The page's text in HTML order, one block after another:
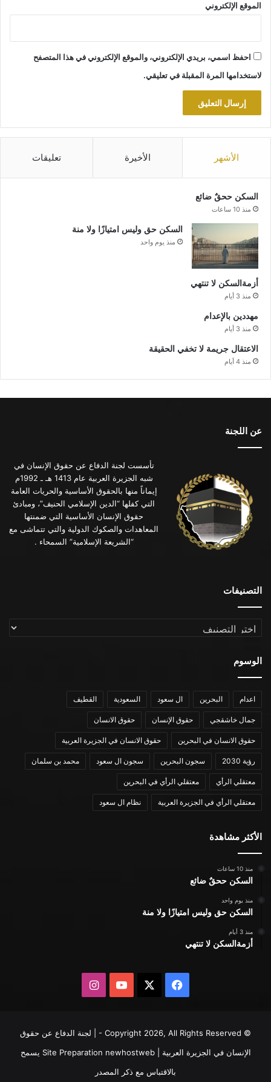
الموقع الإلكتروني
احفظ اسمي، بريدي الإلكتروني، والموقع الإلكتروني في هذا المتصفح
لاستخدامها المرة المقبلة في تعليقي.
الأشهر الأخيرة تعليقات
السكن ححقٌ ضائع
منذ 10 ساعات
السكن حق وليس امتيازًا ولا منة
منذ يوم واحد
أزمةالسكن لا تنتهي
منذ 3 أيام
مهددين بالإعدام
منذ 3 أيام
الاعتقال جريمة لا تخفي الحقيقة
منذ 4 أيام
عن اللجنة
تأسست لجنة الدفاع عن حقوق الإنسان في
شبه الجزيرة العربية عام 1413 هـ ـ 1992م
إيماناً منها بالحقوق الأساسية والحريات العامة
التي كفلها “الدين الإسلامي الحنيف”، ومبادئ
حقوق الإنسان الأساسية التي ضمنتها
المعاهدات والصكوك الدولية والتي تتماشى مع
“الشريعة الإسلامية” السمحاء .
التصنيفات
التصنيفات
الوسوم
اعدام البحرين ال سعود السعودية القطيف
جمال خاشقجي حقوق الإنسان حقوق الانسان
حقوق الانسان في البحرين حقوق الانسان في الجزيرة العربية
رؤية 2030 سجون البحرين سجون ال سعود محمد بن سلمان
معتقلي الرأي معتقلي الرأي في البحرين
معتقلي الرأي في الجزيرة العربية نظام ال سعود
الأكثر مشاهدة
منذ 10 ساعات
السكن ححقٌ ضائع
منذ يوم واحد
السكن حق وليس امتيازًا ولا منة
منذ 3 أيام
أزمةالسكن لا تنتهي
فيسبوك يوتيوبانستقرام
© Copyright 2026, All Rights Reserved - | لجنة الدفاع عن حقوق
الإنسان في الجزيرة العربية | Site Preparationnewhostweb
يسمح
بالاقتباس مع ذكر المصدر